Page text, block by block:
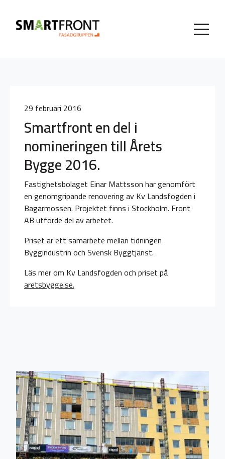
29 februari 2016
Smartfront en del i
nomineringen till Årets
Bygge 2016.
Fastighetsbolaget Einar Mattsson har genomfört
en genomgripande renovering av Kv Landsfogden i
Bagarmossen. Projektet finns i Stockholm. Front
AB utförde del av arbetet.
Priset är ett samarbete mellan tidningen
Byggindustrin och Svensk Byggtjänst.
Läs mer om Kv Landsfogden och priset på
aretsbygge.se.